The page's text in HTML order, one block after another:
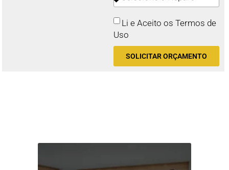
Li e Aceito os Termos de
Uso
SOLICITAR ORÇAMENTO